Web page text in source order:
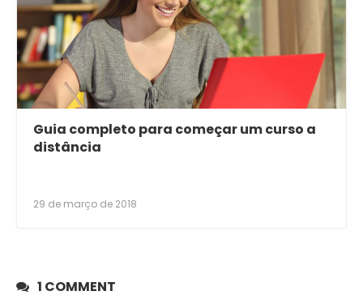
Guia completo para começar um curso a
distância
29 de março de 2018
1 COMMENT